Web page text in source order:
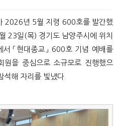
2026년 5월 지령 600호를 발간했
23일(목) 경기도 남양주시에 위치
「현대종교」 600호 기념 예배를
원을 중심으로 소규모로 진행했으
해 자리를 빛냈다.